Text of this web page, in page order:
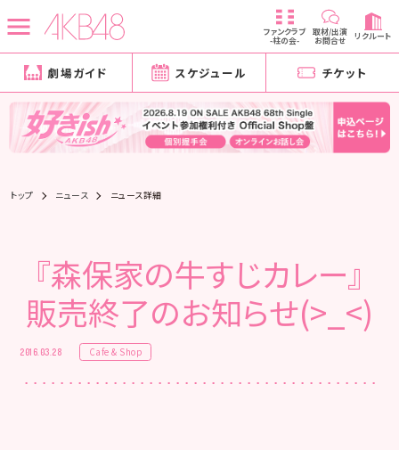
ファンクラブ
-柱の会-
取材/出演
お問合せ リクルート
劇場ガイド スケジュール チケット
トップ ニュース ニュース詳細
『森保家の牛すじカレー』
販売終了のお知らせ(>_<)
2016.03.28 Cafe & Shop